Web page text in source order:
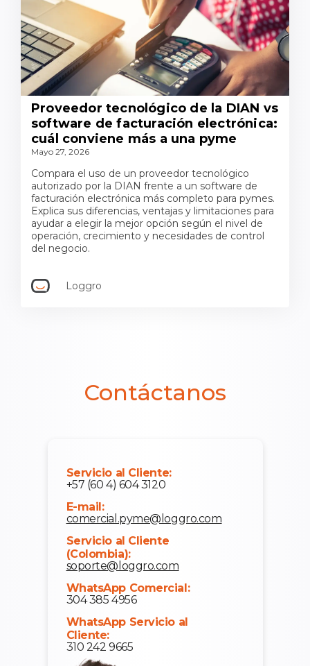
Proveedor tecnológico de la DIAN vs
software de facturación electrónica:
cuál conviene más a una pyme
Mayo 27, 2026
Compara el uso de un proveedor tecnológico
autorizado por la DIAN frente a un software de
facturación electrónica más completo para pymes.
Explica sus diferencias, ventajas y limitaciones para
ayudar a elegir la mejor opción según el nivel de
operación, crecimiento y necesidades de control
del negocio.
Loggro
Contáctanos
Servicio al Cliente:
+57 (60 4) 604 3120
E-mail:
comercial.pyme@loggro.com
Servicio al Cliente
(Colombia):
soporte@loggro.com
WhatsApp Comercial:
304 385 4956
WhatsApp Servicio al
Cliente:
310 242 9665